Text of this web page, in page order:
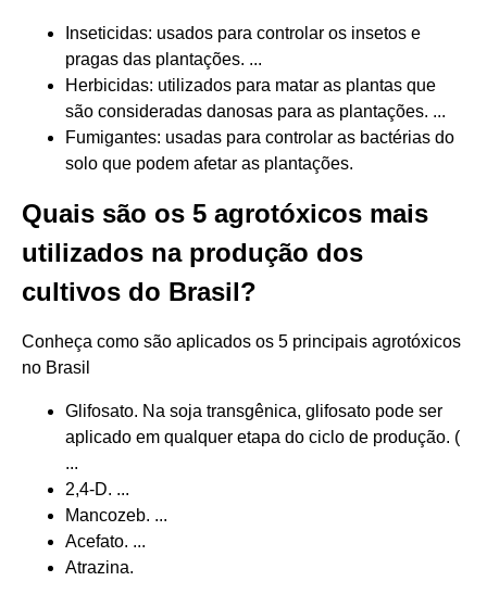
Inseticidas: usados para controlar os insetos e
pragas das plantações. ...
Herbicidas: utilizados para matar as plantas que
são consideradas danosas para as plantações. ...
Fumigantes: usadas para controlar as bactérias do
solo que podem afetar as plantações.
Quais são os 5 agrotóxicos mais
utilizados na produção dos
cultivos do Brasil?
Conheça como são aplicados os 5 principais agrotóxicos
no Brasil
Glifosato. Na soja transgênica, glifosato pode ser
aplicado em qualquer etapa do ciclo de produção. (
...
2,4-D. ...
Mancozeb. ...
Acefato. ...
Atrazina.